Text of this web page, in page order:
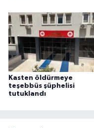
Kasten öldürmeye
teşebbüs şüphelisi
tutuklandı